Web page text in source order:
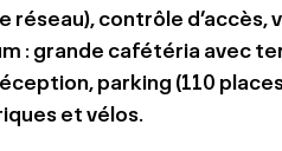
réseau), contrôle d’accès,
: grande cafétéria avec
parking (110
et vélos.